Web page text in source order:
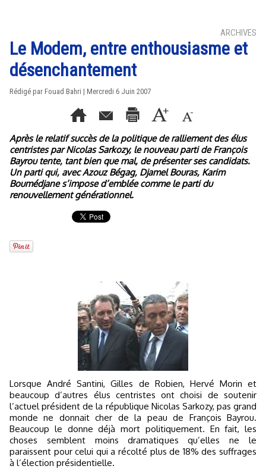
ARCHIVES
Le Modem, entre enthousiasme et
désenchantement
Rédigé par Fouad Bahri | Mercredi 6 Juin 2007
Après le relatif succès de la politique de ralliement des élus
centristes par Nicolas Sarkozy, le nouveau parti de François
Bayrou tente, tant bien que mal, de présenter ses candidats.
Un parti qui, avec Azouz Bégag, Djamel Bouras, Karim
Boumédjane s’impose d’emblée comme le parti du
renouvellement générationnel.
Lorsque André Santini, Gilles de Robien, Hervé Morin et
beaucoup d’autres élus centristes ont choisi de soutenir
l’actuel président de la république Nicolas Sarkozy, pas grand
monde ne donnait cher de la peau de François Bayrou.
Beaucoup le donne déjà mort politiquement. En fait, les
choses semblent moins dramatiques qu’elles ne le
paraissent pour celui qui a récolté plus de 18% des suffrages
à l’élection présidentielle.